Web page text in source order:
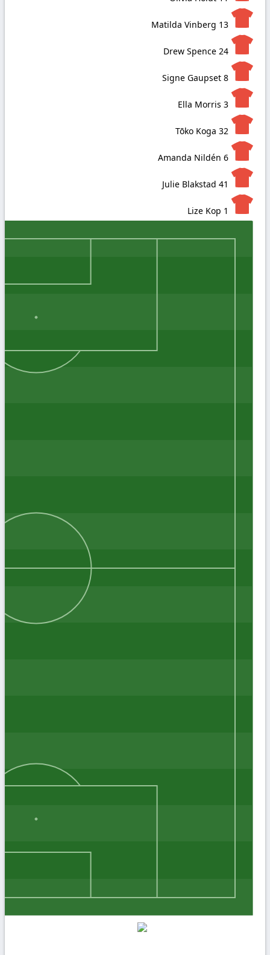
13
Matilda Vinberg
24
Drew Spence
8
Signe Gaupset
3
Ella Morris
32
Tōko Koga
6
Amanda Nildén
41
Julie Blakstad
1
Lize Kop